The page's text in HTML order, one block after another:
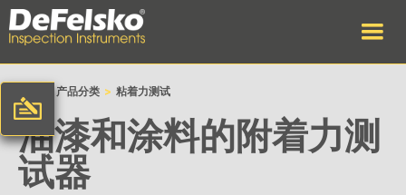
产品分类 > 粘着力测试
油漆和涂料的附着力测
试器